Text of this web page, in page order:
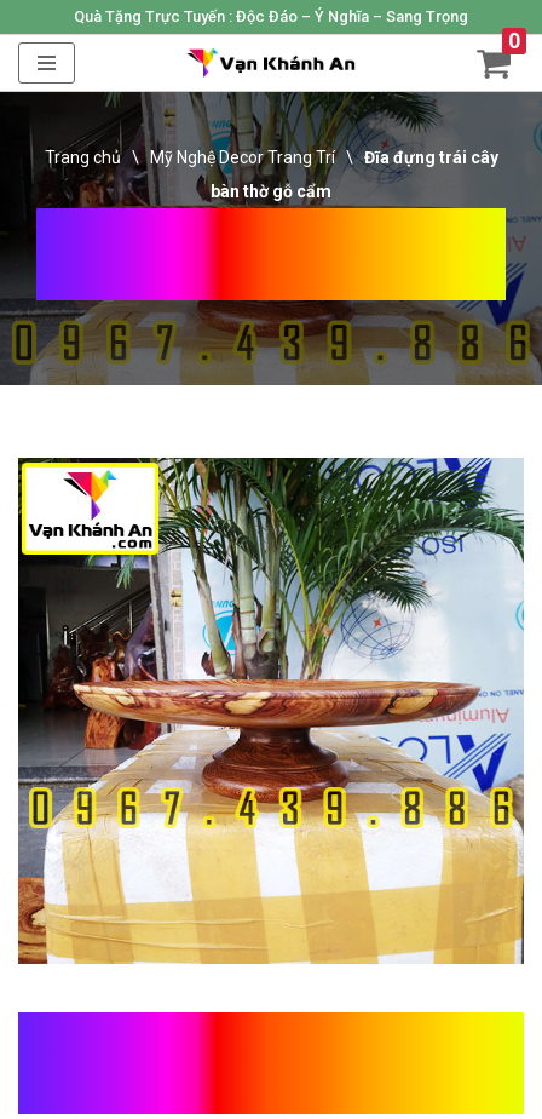
Skip
content
Quà Tặng Trực Tuyến : Độc Đáo – Ý Nghĩa – Sang Trọng
0
Trang chủ\ Mỹ Nghệ Decor Trang Trí\Đĩa đựng trái cây
bàn thờ gỗ cẩm